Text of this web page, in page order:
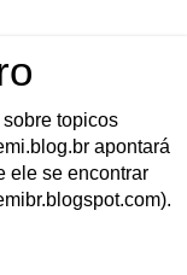
topicos
apontará
ele se encontrar